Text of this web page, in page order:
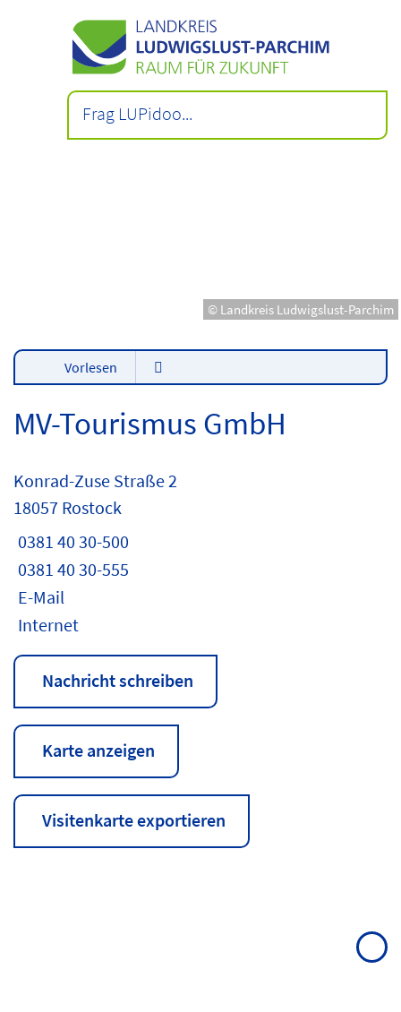
© Landkreis Ludwigslust-Parchim
Vorlesen
MV-Tourismus GmbH
Konrad-Zuse Straße 2
18057 Rostock
0381 40 30-500
0381 40 30-555
E-Mail
Internet
Nachricht schreiben
Karte anzeigen
Visitenkarte exportieren